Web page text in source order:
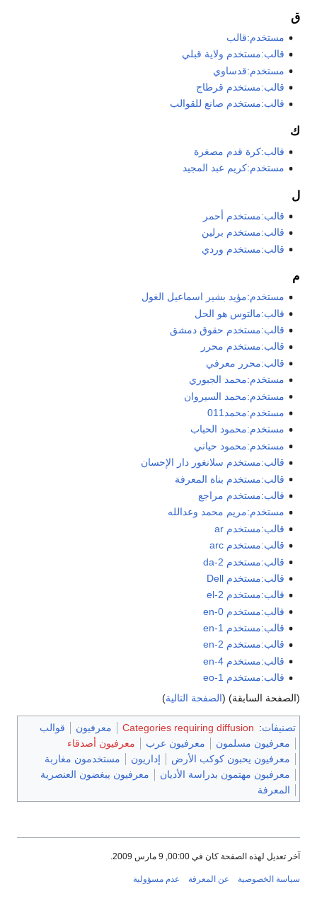
ق
مستخدم:قالب
قالب:مستخدم ولاية قبلي
مستخدم:قدساوي
قالب:مستخدم قرطاج
قالب:مستخدم صانع للقوالب
ك
قالب:كرة قدم مصغرة
مستخدم:كريم عبد المجيد
ل
قالب:مستخدم أحمر
قالب:مستخدم برلين
قالب:مستخدم وردي
م
مستخدم:مؤيد بشير اسماعيل الغول
قالب:مالتوس هو الحل
قالب:مستخدم حقوق دمشق
قالب:مستخدم محرر
قالب:محرر معرفي
مستخدم:محمد الجبوري
مستخدم:محمد السيروان
مستخدم:محمد011
مستخدم:محمود الحباب
مستخدم:محمود حياني
قالب:مستخدم سلانغور دار الإحسان
قالب:مستخدم بناة المعرفة
قالب:مستخدم مراجع
مستخدم:مريم محمد وعدالله
قالب:مستخدم ar
قالب:مستخدم arc
قالب:مستخدم da-2
قالب:مستخدم Dell
قالب:مستخدم el-2
قالب:مستخدم en-0
قالب:مستخدم en-1
قالب:مستخدم en-2
قالب:مستخدم en-4
قالب:مستخدم eo-1
(الصفحة السابقة) (الصفحة التالية)
تصنيفات:
Categories requiring diffusion معرفيون
قوالب
معرفيون مسلمون
معرفيون عرب
معرفيون أصدقاء
معرفيون يحبون كوكب الأرض
إداريون
مستخدمون مغاربة
معرفيون مهتمون بدراسة الأديان
معرفيون يبغضون العنصرية
المعرفة
آخر تعديل لهذه الصفحة كان في 00:00, 9 مارس 2009.
سياسة الخصوصية عن المعرفة عدم مسؤولية